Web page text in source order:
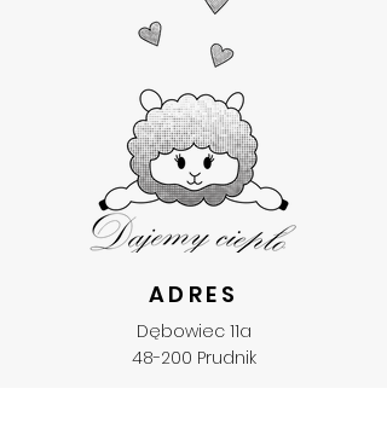
ADRES
Dębowiec 11a
48-200 Prudnik